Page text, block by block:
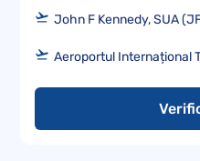
John F Kennedy, SUA
Aeroportul Internațional